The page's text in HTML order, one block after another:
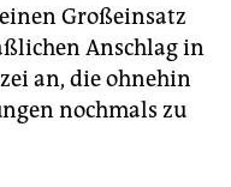
Großeinsatz
Anschlag in
an, die ohnehin
nochmals zu